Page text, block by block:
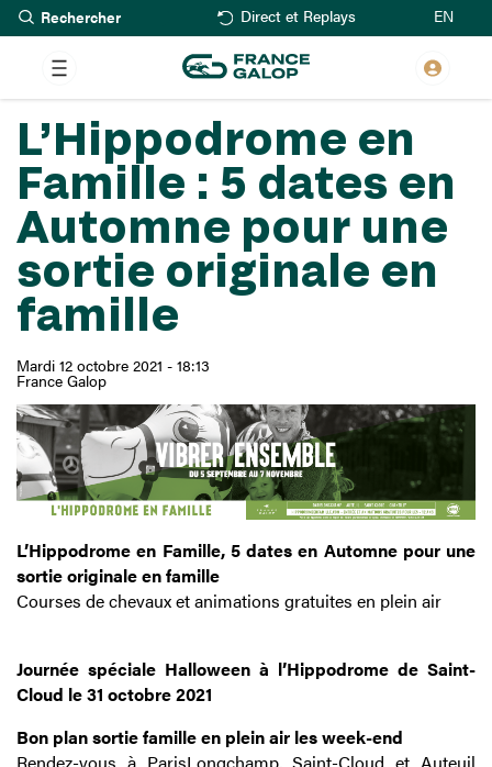
Aller
au
contenu
principal
Rechercher Direct et Replays EN
L’Hippodrome en
Famille : 5 dates en
Automne pour une
sortie originale en
famille
Mardi 12 octobre 2021 - 18:13
France Galop
L’Hippodrome en Famille, 5 dates en Automne pour une
sortie originale en famille
Courses de chevaux et animations gratuites en plein air
Journée spéciale Halloween à l’Hippodrome de Saint-
Cloud le 31 octobre 2021
Bon plan sortie famille en plein air les week-end
Rendez-vous à ParisLongchamp, Saint-Cloud et Auteuil